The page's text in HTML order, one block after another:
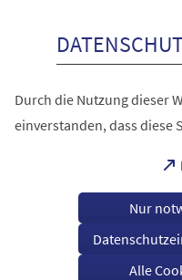
Durch die Nutzung dieser
einverstanden, dass diese
Nur
Alle